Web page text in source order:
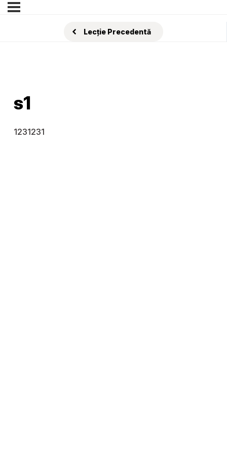
Lecție Precedentă
s1
1231231